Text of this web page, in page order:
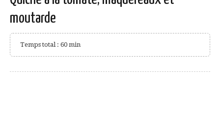
moutarde
Temps total : 60 min